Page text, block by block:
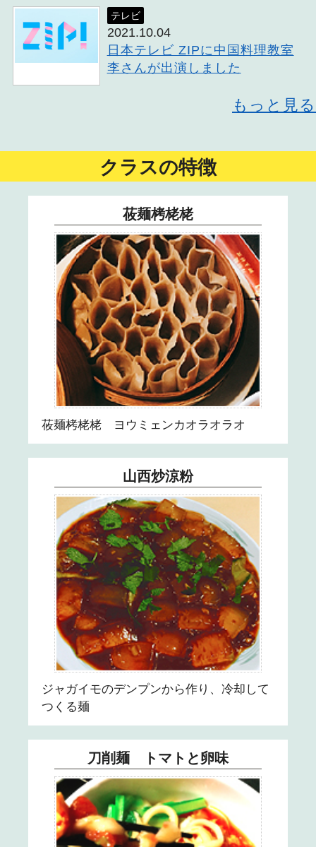
21
22
25
刀削麺 ■講師 ×
31
テレビ
2021.10.04
日本テレビ ZIPに中国料理教室
李さんが出演しました
もっと見る
クラスの特徴
莜麺栲栳栳
莜麺栲栳栳 ヨウミェンカオラオラオ
山西炒涼粉
ジャガイモのデンプンから作り、冷却して
つくる麺
刀削麺 トマトと卵味